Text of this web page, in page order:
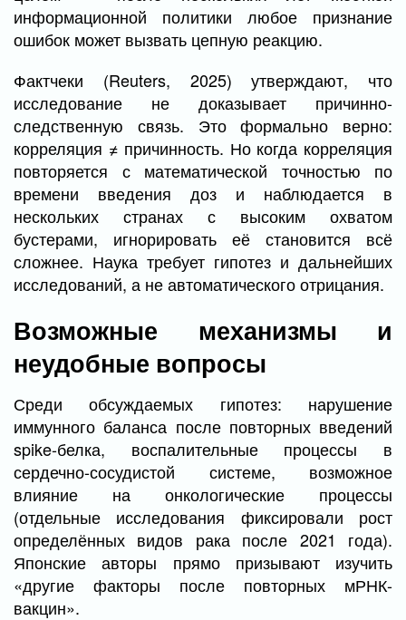
информационной политики любое признание
ошибок может вызвать цепную реакцию.
Фактчеки (Reuters, 2025) утверждают, что
исследование не доказывает причинно-
следственную связь. Это формально верно:
корреляция ≠ причинность. Но когда корреляция
повторяется с математической точностью по
времени введения доз и наблюдается в
нескольких странах с высоким охватом
бустерами, игнорировать её становится всё
сложнее. Наука требует гипотез и дальнейших
исследований, а не автоматического отрицания.
Возможные механизмы и
неудобные вопросы
Среди обсуждаемых гипотез: нарушение
иммунного баланса после повторных введений
spike-белка, воспалительные процессы в
сердечно-сосудистой системе, возможное
влияние на онкологические процессы
(отдельные исследования фиксировали рост
определённых видов рака после 2021 года).
Японские авторы прямо призывают изучить
«другие факторы после повторных мРНК-
вакцин».